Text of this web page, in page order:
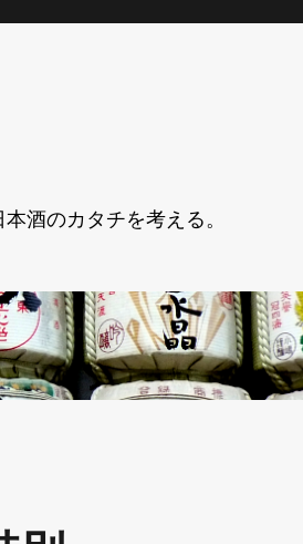
酒のカタチを考える。